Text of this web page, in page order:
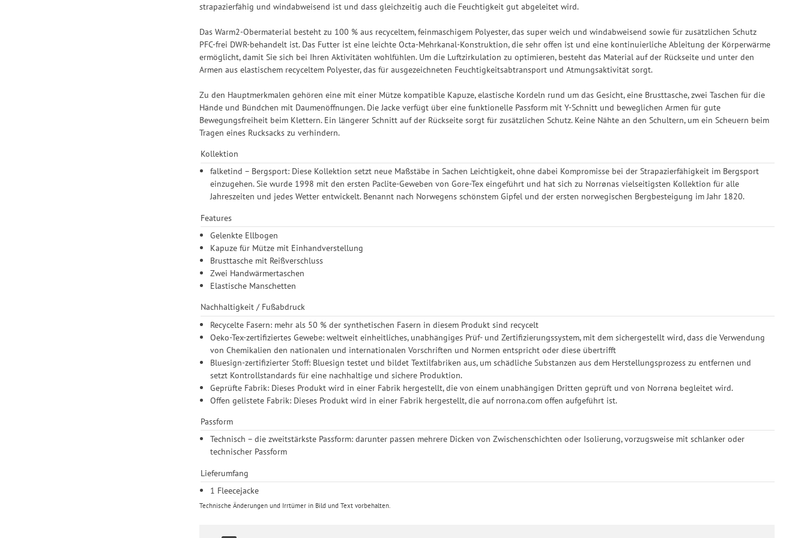
strapazierfähig und windabweisend ist und dass gleichzeitig auch die Feuchtigkeit gut abgeleitet wird.
Das Warm2-Obermaterial besteht zu 100 % aus recyceltem, feinmaschigem Polyester, das super weich und windabweisend sowie für zusätzlichen Schutz
PFC-frei DWR-behandelt ist. Das Futter ist eine leichte Octa-Mehrkanal-Konstruktion, die sehr offen ist und eine kontinuierliche Ableitung der Körperwärme
ermöglicht, damit Sie sich bei Ihren Aktivitäten wohlfühlen. Um die Luftzirkulation zu optimieren, besteht das Material auf der Rückseite und unter den
Armen aus elastischem recyceltem Polyester, das für ausgezeichneten Feuchtigkeitsabtransport und Atmungsaktivität sorgt.
Zu den Hauptmerkmalen gehören eine mit einer Mütze kompatible Kapuze, elastische Kordeln rund um das Gesicht, eine Brusttasche, zwei Taschen für die
Hände und Bündchen mit Daumenöffnungen. Die Jacke verfügt über eine funktionelle Passform mit Y-Schnitt und beweglichen Armen für gute
Bewegungsfreiheit beim Klettern. Ein längerer Schnitt auf der Rückseite sorgt für zusätzlichen Schutz. Keine Nähte an den Schultern, um ein Scheuern beim
Tragen eines Rucksacks zu verhindern.
Kollektion
falketind – Bergsport: Diese Kollektion setzt neue Maßstäbe in Sachen Leichtigkeit, ohne dabei Kompromisse bei der Strapazierfähigkeit im Bergsport
einzugehen. Sie wurde 1998 mit den ersten Paclite-Geweben von Gore-Tex eingeführt und hat sich zu Norrønas vielseitigsten Kollektion für alle
Jahreszeiten und jedes Wetter entwickelt. Benannt nach Norwegens schönstem Gipfel und der ersten norwegischen Bergbesteigung im Jahr 1820.
Features
Gelenkte Ellbogen
Kapuze für Mütze mit Einhandverstellung
Brusttasche mit Reißverschluss
Zwei Handwärmertaschen
Elastische Manschetten
Nachhaltigkeit / Fußabdruck
Recycelte Fasern: mehr als 50 % der synthetischen Fasern in diesem Produkt sind recycelt
Oeko-Tex-zertifiziertes Gewebe: weltweit einheitliches, unabhängiges Prüf- und Zertifizierungssystem, mit dem sichergestellt wird, dass die Verwendung
von Chemikalien den nationalen und internationalen Vorschriften und Normen entspricht oder diese übertrifft
Bluesign-zertifizierter Stoff: Bluesign testet und bildet Textilfabriken aus, um schädliche Substanzen aus dem Herstellungsprozess zu entfernen und
setzt Kontrollstandards für eine nachhaltige und sichere Produktion.
Geprüfte Fabrik: Dieses Produkt wird in einer Fabrik hergestellt, die von einem unabhängigen Dritten geprüft und von Norrøna begleitet wird.
Offen gelistete Fabrik: Dieses Produkt wird in einer Fabrik hergestellt, die auf norrona.com offen aufgeführt ist.
Passform
Technisch – die zweitstärkste Passform: darunter passen mehrere Dicken von Zwischenschichten oder Isolierung, vorzugsweise mit schlanker oder
technischer Passform
Lieferumfang
1 Fleecejacke
Technische Änderungen und Irrtümer in Bild und Text vorbehalten.